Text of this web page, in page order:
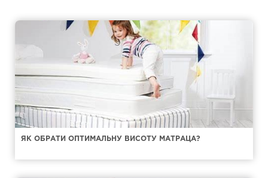
ЯК ОБРАТИ ОПТИМАЛЬНУ ВИСОТУ МАТРАЦА?